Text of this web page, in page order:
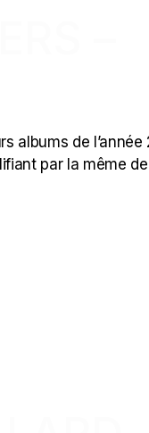
albums de l’année
par la même de